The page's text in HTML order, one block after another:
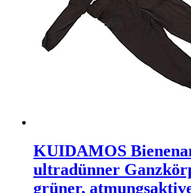
KUIDAMOS
ultradünner
grüner,